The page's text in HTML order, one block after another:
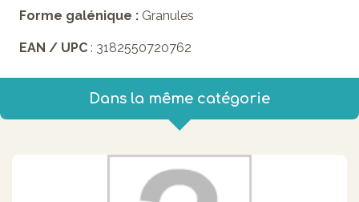
Forme galénique : Granules
EAN / UPC : 3182550720762
Dans la même catégorie